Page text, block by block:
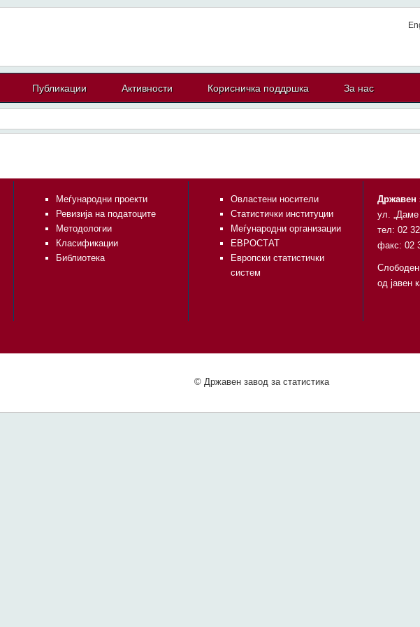
Публикации Активности Корисничка поддршка За нас
Меѓународни проекти
Ревизија на податоците
Методологии
Класификации
Библиотека
Овластени носители
Статистички институции
Меѓународни организации
ЕВРОСТАТ
Европски статистички
систем
Државен
ул. „Даме
тел: 02
факс: 02
од јавен
© Државен завод за статистика